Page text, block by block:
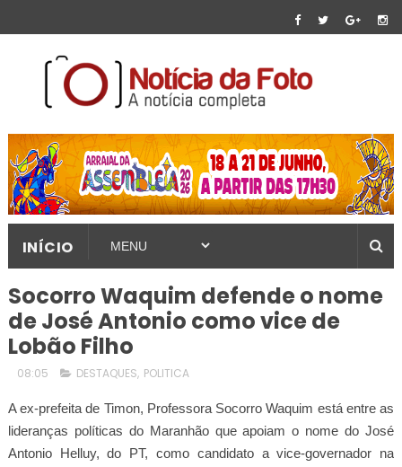
INÍCIO
Socorro Waquim defende o nome
de José Antonio como vice de
Lobão Filho
08:05 DESTAQUES, POLITICA
A ex-prefeita de Timon, Professora Socorro Waquim está entre as
lideranças políticas do Maranhão que apoiam o nome do José
Antonio Helluy, do PT, como candidato a vice-governador na